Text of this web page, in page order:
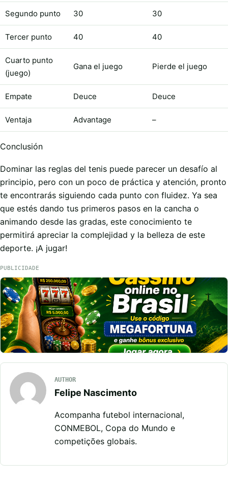
Segundo punto 30 30
Tercer punto 40 40
Cuarto punto
(juego)
Gana el juego Pierde el juego
Empate Deuce Deuce
Ventaja Advantage –
Conclusión
Dominar las reglas del tenis puede parecer un desafío al
principio, pero con un poco de práctica y atención, pronto
te encontrarás siguiendo cada punto con fluidez. Ya sea
que estés dando tus primeros pasos en la cancha o
animando desde las gradas, este conocimiento te
permitirá apreciar la complejidad y la belleza de este
deporte. ¡A jugar!
PUBLICIDADE
AUTHOR
Felipe Nascimento
Acompanha futebol internacional,
CONMEBOL, Copa do Mundo e
competições globais.